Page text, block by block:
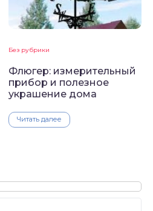
Без рубрики
Флюгер: измерительный
прибор и полезное
украшение дома
Читать далее